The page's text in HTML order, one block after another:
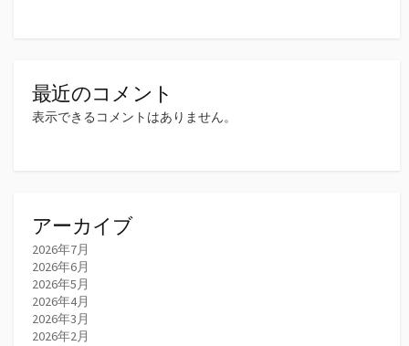
最近のコメント
表示できるコメントはありません。
アーカイブ
2026年7月
2026年6月
2026年5月
2026年4月
2026年3月
2026年2月